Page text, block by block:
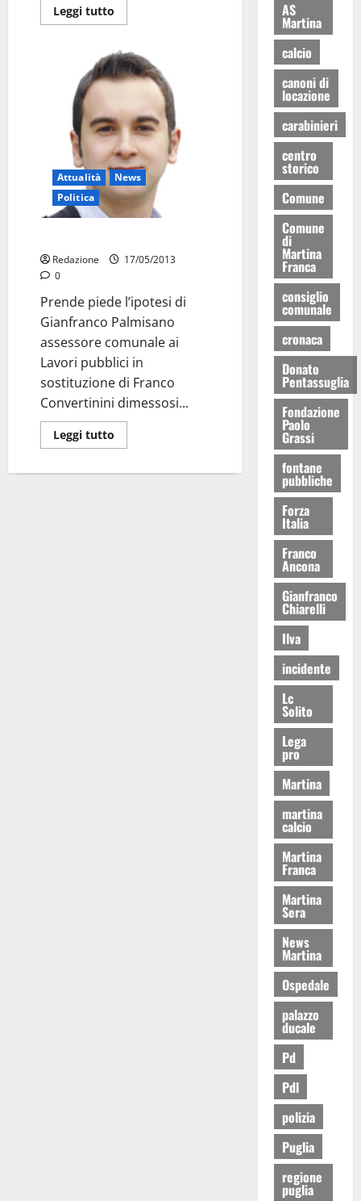
Leggi tutto
Attualità
News
Politica
Redazione
17/05/2013
0
Prende piede l’ipotesi di
Gianfranco Palmisano
assessore comunale ai
Lavori pubblici in
sostituzione di Franco
Convertinini dimessosi...
Leggi tutto
AS
Martina
calcio
canoni di
locazione
carabinieri
centro
storico
Comune
Comune
di
Martina
Franca
consiglio
comunale
cronaca
Donato
Pentassuglia
Fondazione
Paolo
Grassi
fontane
pubbliche
Forza
Italia
Franco
Ancona
Gianfranco
Chiarelli
Ilva
incidente
Lc
Solito
Lega
pro
Martina
martina
calcio
Martina
Franca
Martina
Sera
News
Martina
Ospedale
palazzo
ducale
Pd
Pdl
polizia
Puglia
regione
puglia